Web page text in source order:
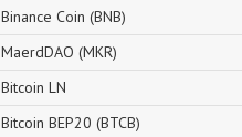
Binance Coin (BNB)
MaerdDAO (MKR)
Bitcoin LN
Bitcoin BEP20 (BTCB)